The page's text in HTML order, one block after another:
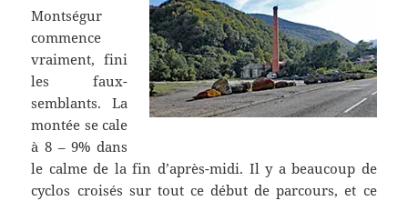
Montségur
commence
vraiment, fini
les faux-
semblants. La
montée se cale
à 8 – 9% dans
le calme de la fin d’après-midi. Il y a beaucoup de
cyclos croisés sur tout ce début de parcours, et ce